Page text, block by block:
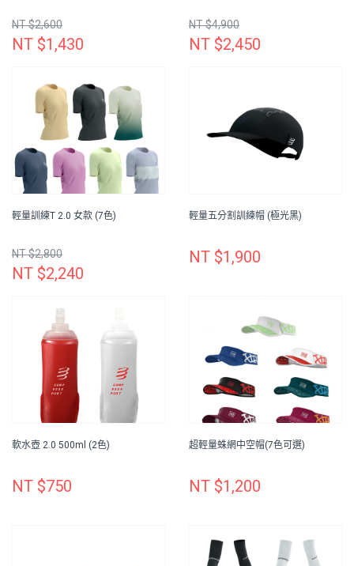
NT $2,600
NT $1,430
NT $4,900
NT $2,450
輕量訓練T 2.0 女款 (7色)
NT $2,800
NT $2,240
輕量五分割訓練帽 (極光黑)
NT $1,900
軟水壺 2.0 500ml (2色)
NT $750
超輕量蛛網中空帽(7色可選)
NT $1,200